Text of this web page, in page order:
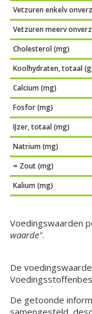
Vetzuren enkelv
Vetzuren meerv
Cholesterol (mg)
Koolhydraten, totaal
Calcium (mg)
Fosfor (mg)
IJzer, totaal (mg)
Natrium (mg)
= Zout (mg)
Kalium (mg)
Voedingswaarden
waarde".
De
De getoonde